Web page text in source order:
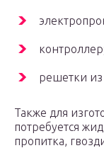
решетки из
Также для
потребуется
пропитка,